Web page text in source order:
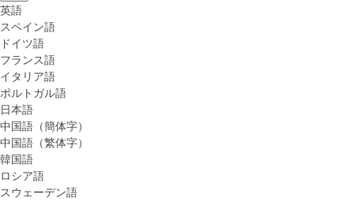
英語
スペイン語
ドイツ語
フランス語
イタリア語
ポルトガル語
日本語
中国語（簡体字）
中国語（繁体字）
韓国語
ロシア語
スウェーデン語